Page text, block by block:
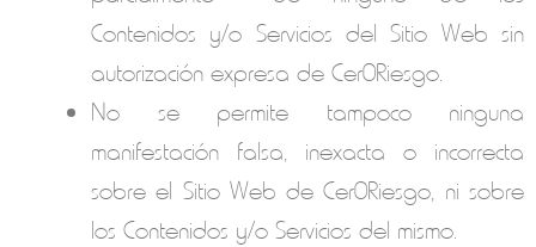
Contenidos y/o Servicios del Sitio Web sin
autorización expresa de Cer0Riesgo.
No se permite tampoco ninguna
manifestación falsa, inexacta o incorrecta
sobre el Sitio Web deCer0Riesgo, ni sobre
los Contenidos y/o Servicios del mismo.